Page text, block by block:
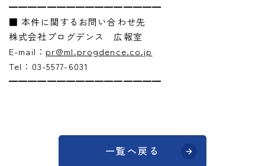
━━━━━━━━━━━━━━━━
■ 本件に関するお問い合わせ先
株式会社プログデンス 広報室
E-mail： pr@ml.progdence.co.jp
Tel：03-5577-6031
━━━━━━━━━━━━━━━━
一覧へ戻る